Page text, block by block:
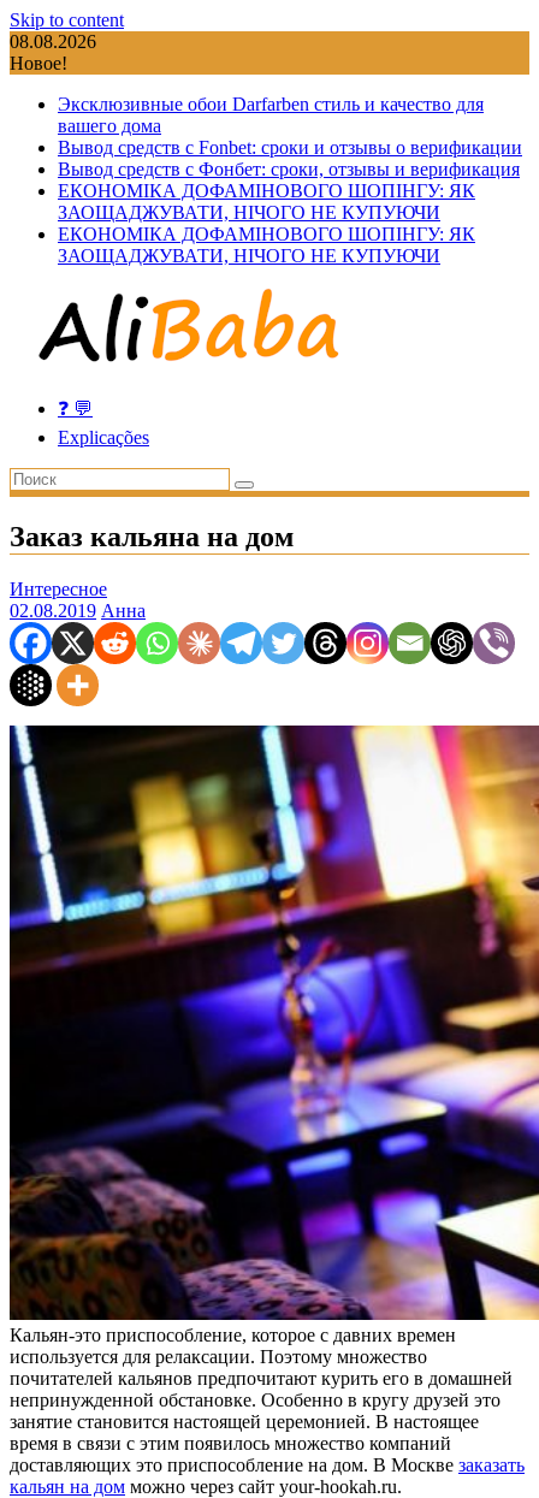
Skip to content
08.08.2026
Новое!
Эксклюзивные обои Darfarben стиль и качество для
вашего дома
Вывод средств с Fonbet: сроки и отзывы о верификации
Вывод средств с Фонбет: сроки, отзывы и верификация
ЕКОНОМІКА ДОФАМІНОВОГО ШОПІНГУ: ЯК
ЗАОЩАДЖУВАТИ, НІЧОГО НЕ КУПУЮЧИ
ЕКОНОМІКА ДОФАМІНОВОГО ШОПІНГУ: ЯК
ЗАОЩАДЖУВАТИ, НІЧОГО НЕ КУПУЮЧИ
❓ 💬
Explicações
Заказ кальяна на дом
Интересное
02.08.2019 Анна
Кальян-это приспособление, которое с давних времен
используется для релаксации. Поэтому множество
почитателей кальянов предпочитают курить его в домашней
непринужденной обстановке. Особенно в кругу друзей это
занятие становится настоящей церемонией. В настоящее
время в связи с этим появилось множество компаний
доставляющих это приспособление на дом. В Москве заказать
кальян на дом можно через сайт your-hookah.ru.